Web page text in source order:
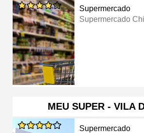
Supermercado
Supermercado
MEU SUPER - VILA
Supermercado